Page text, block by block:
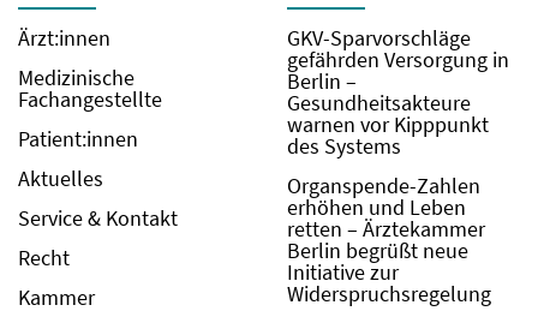
Ärzt:innen
Medizinische
Fachangestellte
Patient:innen
Aktuelles
Service & Kontakt
Recht
Kammer
GKV-Sparvorschläge
gefährden Versorgung in
Berlin –
Gesundheitsakteure
warnen vor Kipppunkt
des Systems
Organspende-Zahlen
erhöhen und Leben
retten – Ärztekammer
Berlin begrüßt neue
Initiative zur
Widerspruchsregelung